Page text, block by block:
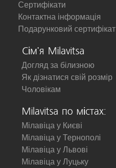
Сертифікати
Контактна інформація
Подарунковий сертифікат
Сім'я Milavitsa
Догляд за білизною
Як дізнатися свій розмір
Чоловікам
Milavitsa по містах:
Мілавіца у Києві
Мілавіца у Тернополі
Мілавіца у Львові
Мілавіца у Луцьку